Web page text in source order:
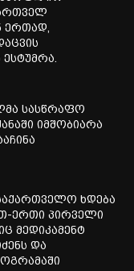
ერთად,
სასწრაფო
იმშობიარა
საქართველო ხდება
ერთი პირველი
მედიკამენტ
და